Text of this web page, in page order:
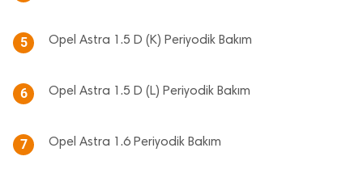
5 Opel Astra 1.5 D (K) Periyodik Bakım
6 Opel Astra 1.5 D (L) Periyodik Bakım
7 Opel Astra 1.6 Periyodik Bakım